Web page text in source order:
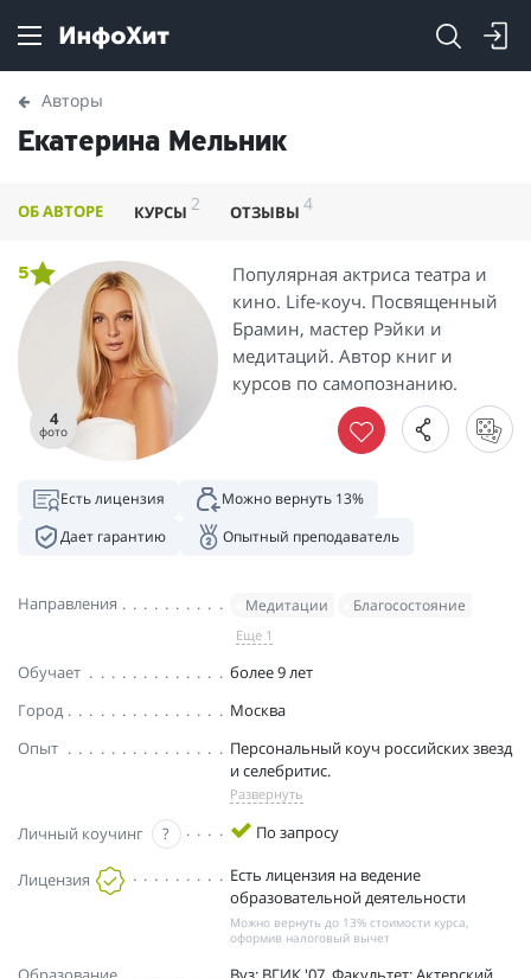
Авторы
Екатерина Мельник
ОБ АВТОРЕ КУРСЫ 2 ОТЗЫВЫ4
4
фото
5
Популярная актриса театра и
кино. Life-коуч. Посвященный
Брамин, мастер Рэйки и
медитаций. Автор книг и
курсов по самопознанию.
Есть лицензия
Можно вернуть 13%
Дает гарантию
Опытный преподаватель
Направления Медитации
Благосостояние
Еще 1
Обучает
более 9 лет
Город
Москва
Опыт
Персональный коуч российских звезд
и селебритис.
Развернуть
Личный коучинг ? По запросу
Лицензия
Есть лицензия на ведение
образовательной деятельности
Можно вернуть до 13% стоимости курса,
оформив налоговый вычет